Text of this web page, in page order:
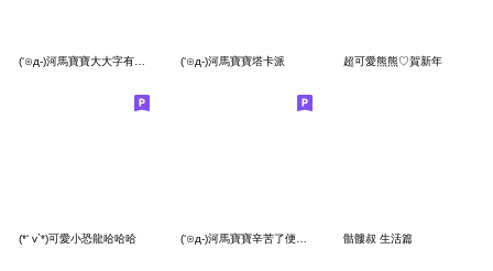
(‘⊙д-)河馬寶寶塔卡派 超可愛熊熊♡賀新年
(*‘ v`*)可愛小恐龍哈哈哈 骷髏叔 生活篇